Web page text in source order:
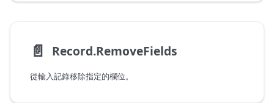
📄️ Record.RemoveFields
從輸入記錄移除指定的欄位。